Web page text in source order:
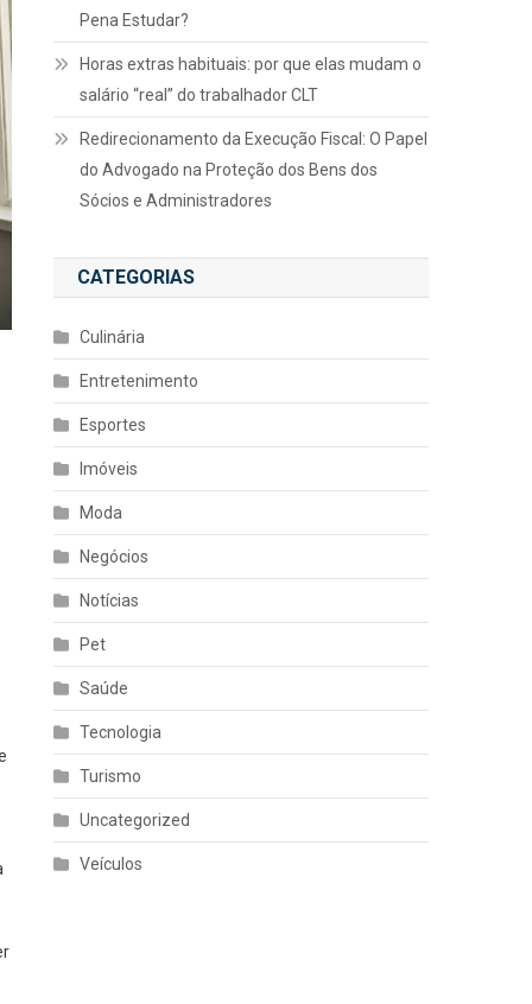
Pena Estudar?
Horas extras habituais: por que elas mudam o
salário “real” do trabalhador CLT
Redirecionamento da Execução Fiscal: O Papel
do Advogado na Proteção dos Bens dos
Sócios e Administradores
CATEGORIAS
Culinária
Entretenimento
Esportes
Imóveis
Moda
Negócios
Notícias
Pet
Saúde
Tecnologia
Turismo
Uncategorized
Veículos